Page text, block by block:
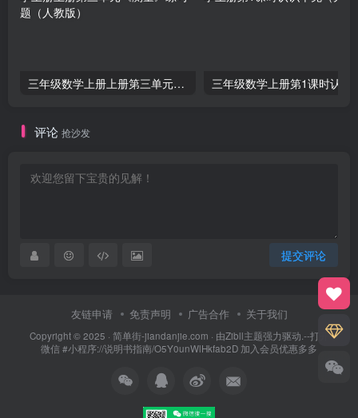
三年级数学上册上册第三单元《测量》练习题（人教版）
评论 抢沙发
提交评论
友链申请 免责声明 广告合作 关于我们
Copyright © 2025 · 简单街-jiandanjie.com · 由Zibll主题强力驱动.--打开
微信 #小程序://说明书指南/O5Y0unWlHkfab2D 加入会员优惠多多